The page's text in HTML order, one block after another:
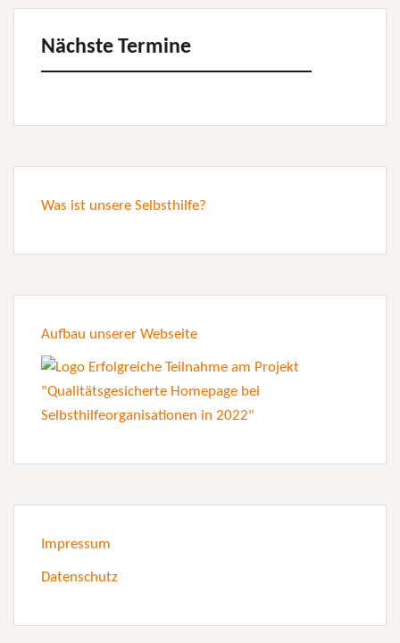
Nächste Termine
Was ist unsere Selbsthilfe?
Aufbau unserer Webseite
Impressum
Datenschutz